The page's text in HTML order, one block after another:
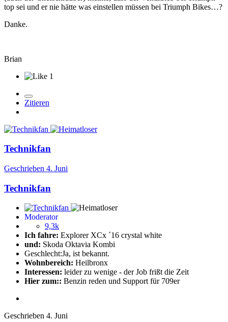
top sei und er nie hätte was einstellen müssen bei Triumph Bikes…?
Danke.
Brian
1
Zitieren
Technikfan
Geschrieben 4. Juni
Technikfan
Moderator
9,3k
Ich fahre: Explorer XCx ´16 crystal white
und: Skoda Oktavia Kombi
Geschlecht:Ja, ist bekannt.
Wohnbereich: Heilbronx
Interessen: leider zu wenige - der Job frißt die Zeit
Hier zum:: Benzin reden und Support für 709er
Geschrieben 4. Juni